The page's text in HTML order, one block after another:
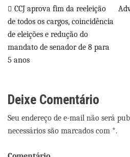
Navegação
de
Post
CCJ aprova fim da reeleição
de todos os cargos, coincidência
de eleições e redução do
mandato de senador de 8 para
5 anos
Deixe Comentário
Seu endereço de e-mail não será
necessários são marcados com *.